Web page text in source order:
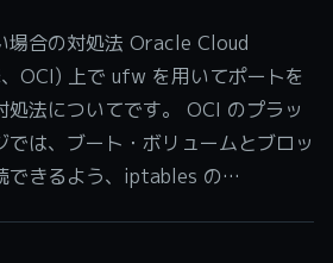
場合の対処法 Oracle Cloud
OCI) 上で ufw を用いてポートを
処法についてです。 OCI のプラッ
では、ブート・ボリュームとブロッ
できるよう、iptables の…